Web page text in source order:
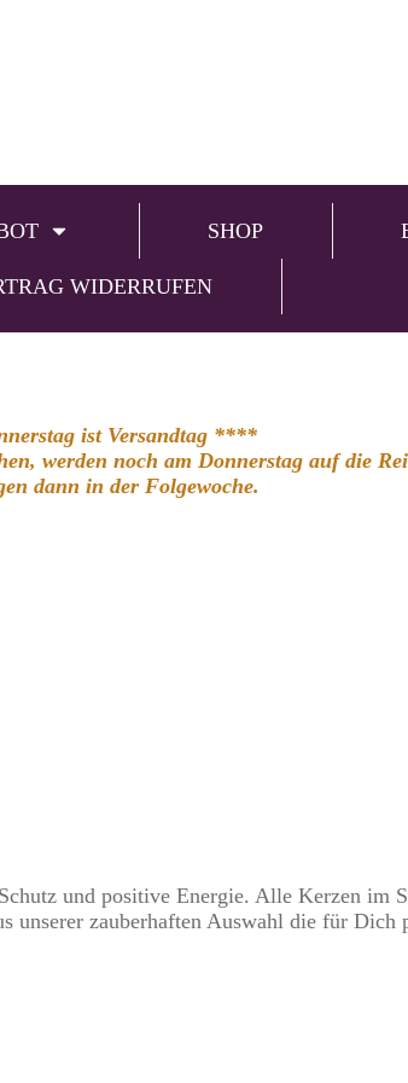
SHOP
WIDERRUFEN
ist Versandtag ****
werden noch am Donnerstag auf die
dann in der Folgewoche.
und positive Energie. Alle Kerzen
zauberhaften Auswahl die für Dich